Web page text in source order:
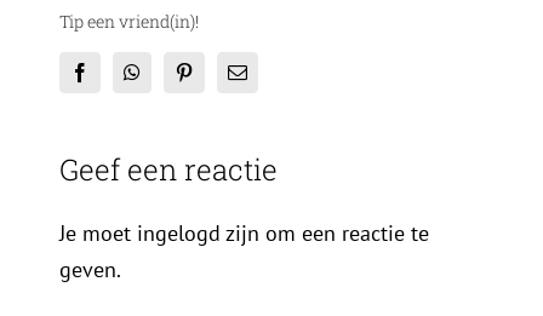
Tip een vriend(in)!
FacebookWhatsAppPinterestE-
Geef een reactie
Je moet ingelogd zijn om een reactie te
geven.